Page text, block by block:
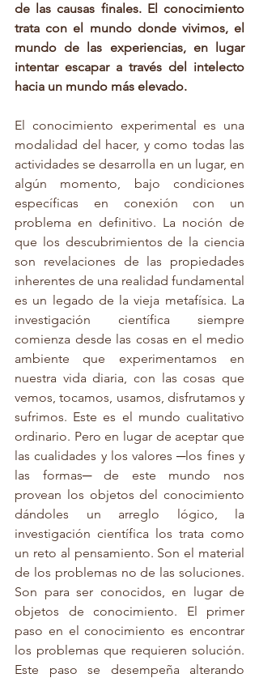
de las causas finales. El conocimiento
trata con el mundo donde vivimos, el
mundo de las experiencias, en lugar
intentar escapar a través del intelecto
hacia un mundo más elevado.
El conocimiento experimental es una
modalidad del hacer, y como todas las
actividades se desarrolla en un lugar, en
algún momento, bajo condiciones
específicas en conexión con un
problema en definitivo. La noción de
que los descubrimientos de la ciencia
son revelaciones de las propiedades
inherentes de una realidad fundamental
es un legado de la vieja metafísica. La
investigación científica siempre
comienza desde las cosas en el medio
ambiente que experimentamos en
nuestra vida diaria, con las cosas que
vemos, tocamos, usamos, disfrutamos y
sufrimos. Este es el mundo cualitativo
ordinario. Pero en lugar de aceptar que
las cualidades y los valores ─los fines y
las formas─ de este mundo nos
provean los objetos del conocimiento
dándoles un arreglo lógico, la
investigación científica los trata como
un reto al pensamiento. Son el material
de los problemas no de las soluciones.
Son para ser conocidos, en lugar de
objetos de conocimiento. El primer
paso en el conocimiento es encontrar
los problemas que requieren solución.
Este paso se desempeña alterando